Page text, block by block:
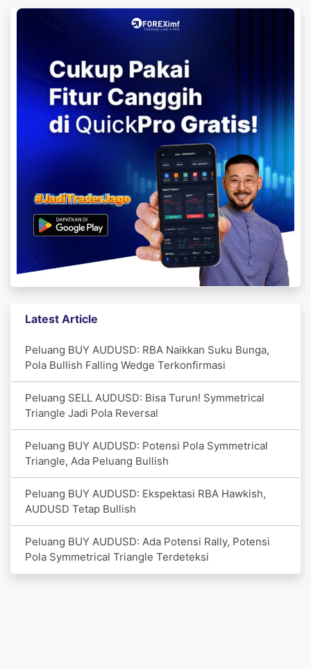
Latest Article
Peluang BUY AUDUSD: RBA Naikkan Suku Bunga,
Pola Bullish Falling Wedge Terkonfirmasi
Peluang SELL AUDUSD: Bisa Turun! Symmetrical
Triangle Jadi Pola Reversal
Peluang BUY AUDUSD: Potensi Pola Symmetrical
Triangle, Ada Peluang Bullish
Peluang BUY AUDUSD: Ekspektasi RBA Hawkish,
AUDUSD Tetap Bullish
Peluang BUY AUDUSD: Ada Potensi Rally, Potensi
Pola Symmetrical Triangle Terdeteksi